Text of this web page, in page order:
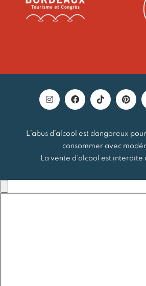
L’abus d’alcool est dangereux
consommer avec
La vente d’alcool est interdite